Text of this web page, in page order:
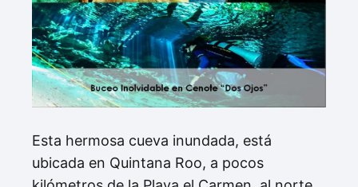
Esta hermosa cueva inundada, está
ubicada en Quintana Roo, a pocos